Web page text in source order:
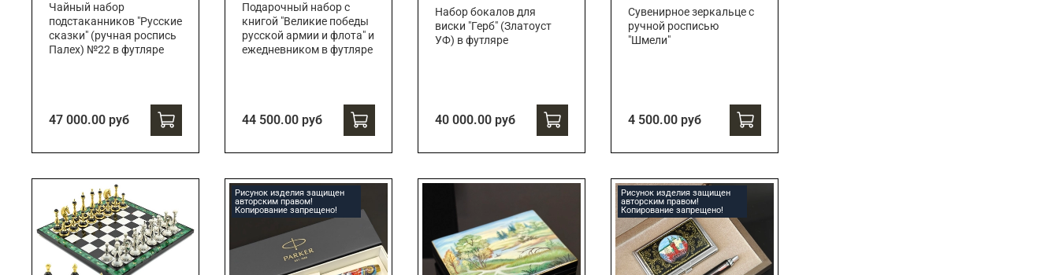
Чайный набор
подстаканников "Русские
сказки" (ручная роспись
Палех) №22 в футляре
47 000.00 руб
Подарочный набор c
книгой "Великие победы
русской армии и флота" и
ежедневником в футляре
44 500.00 руб
Набор бокалов для
виски "Герб" (Златоуст
УФ) в футляре
40 000.00 руб
Сувенирное зеркальце с
ручной росписью
"Шмели"
4 500.00 руб
Рисунок изделия защищен
авторским правом!
Копирование запрещено!
Рисунок изделия защищен
авторским правом!
Копирование запрещено!